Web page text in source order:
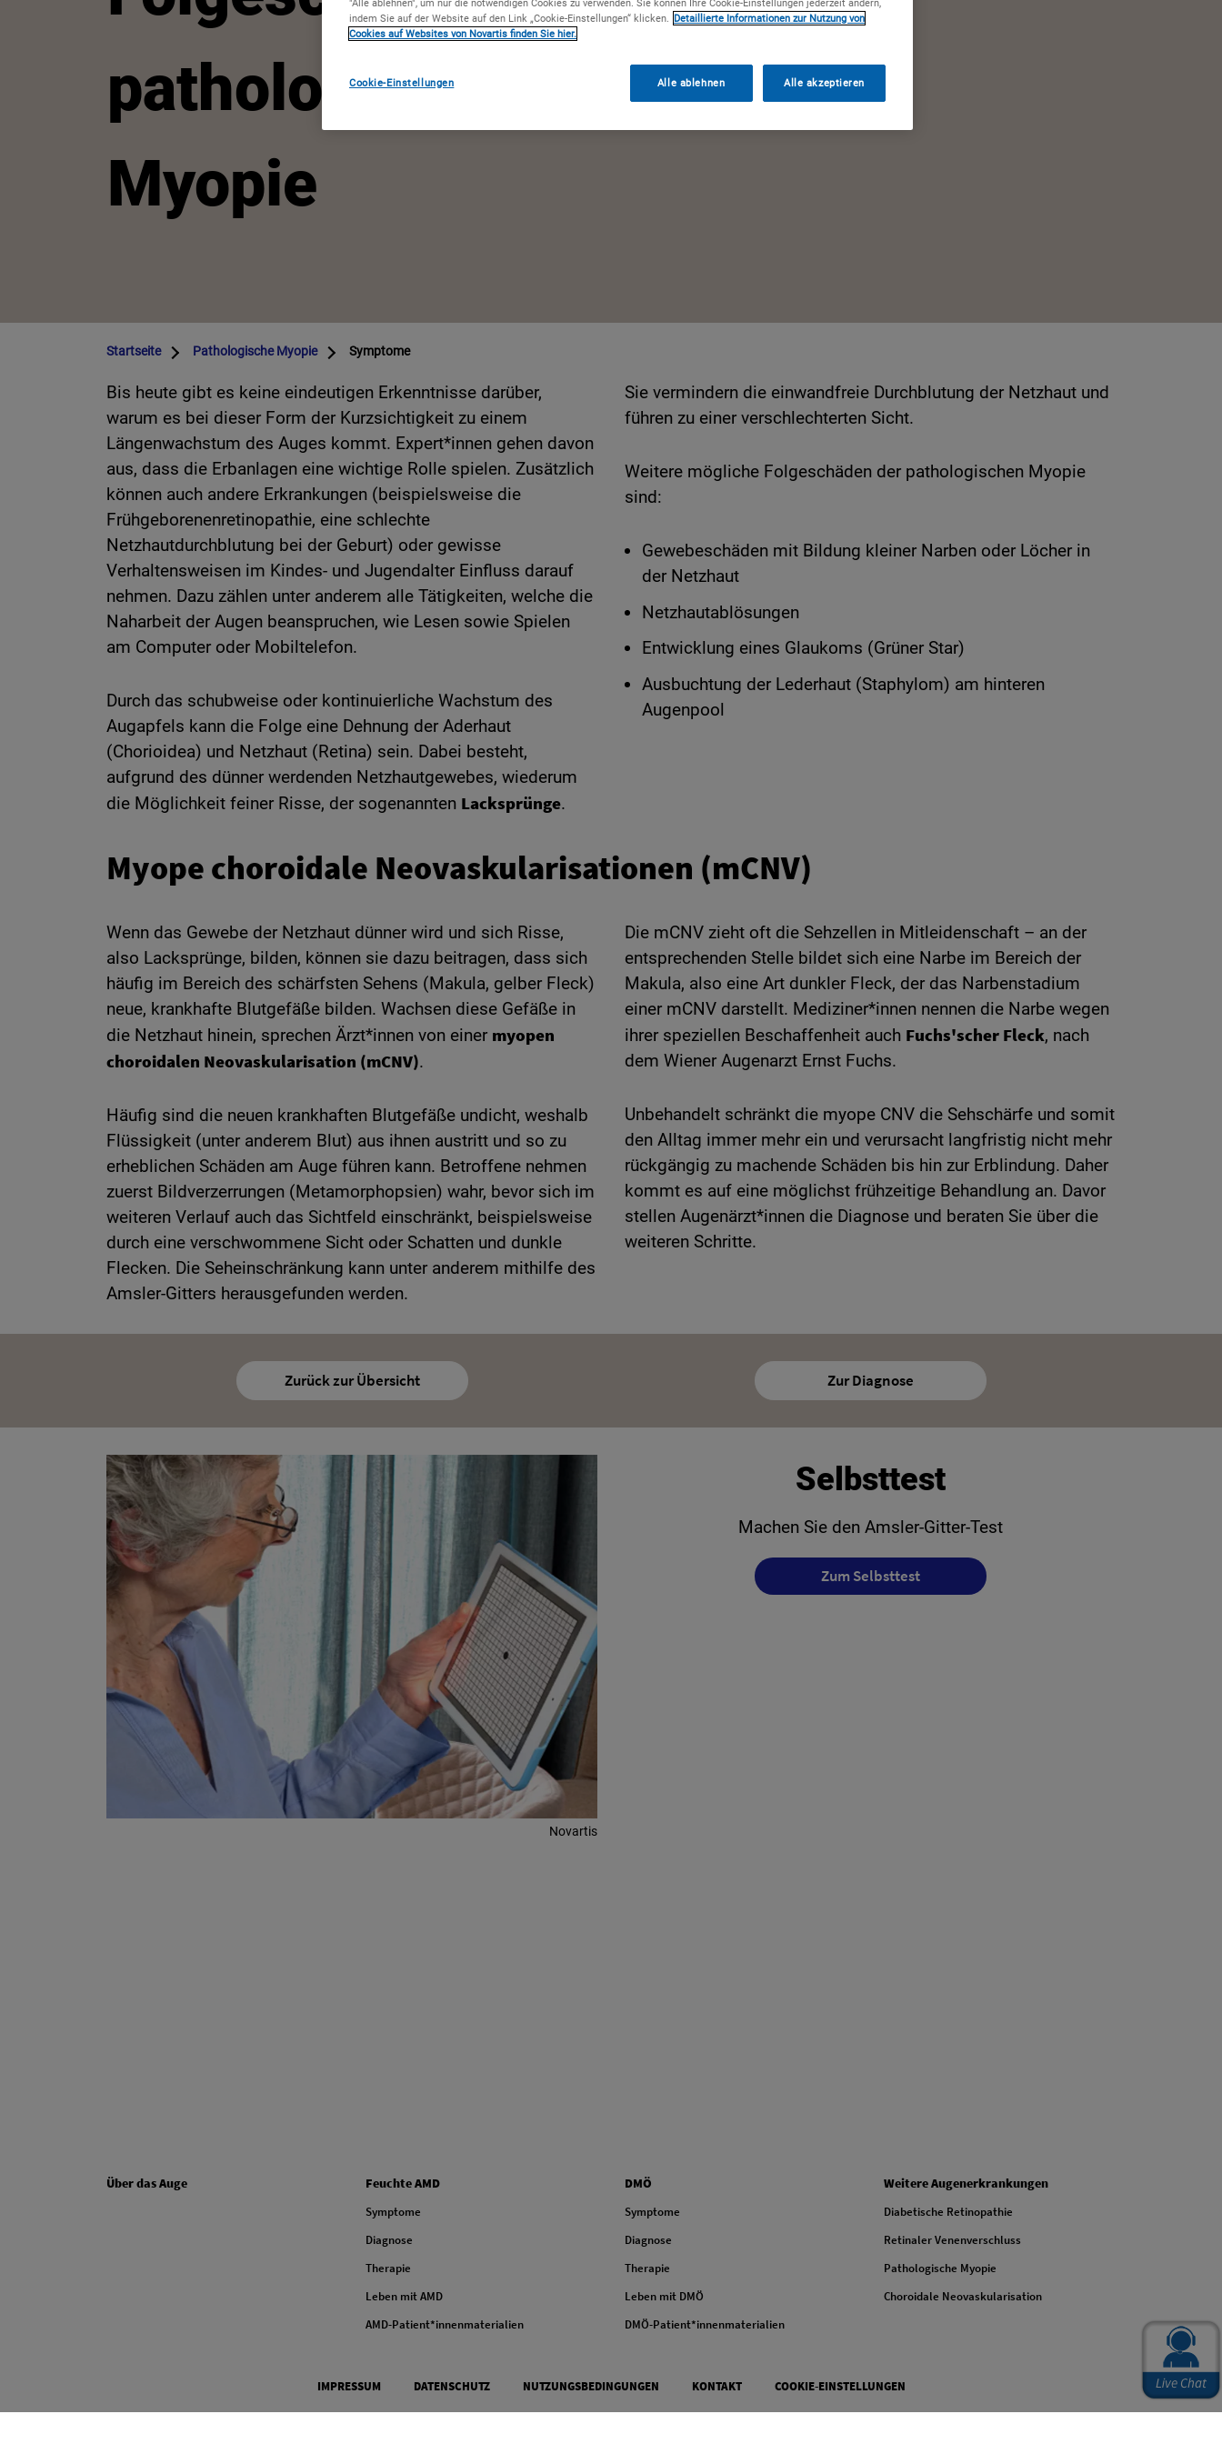
pathologischen
Myopie
Startseite Pathologische Myopie Symptome
Bis heute gibt es keine eindeutigen Erkenntnisse darüber,
warum es bei dieser Form der Kurzsichtigkeit zu einem
Längenwachstum des Auges kommt. Expert*innen gehen davon
aus, dass die Erbanlagen eine wichtige Rolle spielen. Zusätzlich
können auch andere Erkrankungen (beispielsweise die
Frühgeborenenretinopathie, eine schlechte
Netzhautdurchblutung bei der Geburt) oder gewisse
Verhaltensweisen im Kindes- und Jugendalter Einfluss darauf
nehmen. Dazu zählen unter anderem alle Tätigkeiten, welche die
Naharbeit der Augen beanspruchen, wie Lesen sowie Spielen
am Computer oder Mobiltelefon.
Durch das schubweise oder kontinuierliche Wachstum des
Augapfels kann die Folge eine Dehnung der Aderhaut
(Chorioidea) und Netzhaut (Retina) sein. Dabei besteht,
aufgrund des dünner werdenden Netzhautgewebes, wiederum
die Möglichkeit feiner Risse, der sogenannten Lacksprünge.
Sie vermindern die einwandfreie Durchblutung der Netzhaut und
führen zu einer verschlechterten Sicht.
Weitere mögliche Folgeschäden der pathologischen Myopie
sind:
Gewebeschäden mit Bildung kleiner Narben oder Löcher in
der Netzhaut
Netzhautablösungen
Entwicklung eines Glaukoms (Grüner Star)
Ausbuchtung der Lederhaut (Staphylom) am hinteren
Augenpool
Myope choroidale Neovaskularisationen (mCNV)
Wenn das Gewebe der Netzhaut dünner wird und sich Risse,
also Lacksprünge, bilden, können sie dazu beitragen, dass sich
häufig im Bereich des schärfsten Sehens (Makula, gelber Fleck)
neue, krankhafte Blutgefäße bilden. Wachsen diese Gefäße in
die Netzhaut hinein, sprechen Ärzt*innen von einer myopen
choroidalen Neovaskularisation (mCNV).
Häufig sind die neuen krankhaften Blutgefäße undicht, weshalb
Flüssigkeit (unter anderem Blut) aus ihnen austritt und so zu
erheblichen Schäden am Auge führen kann. Betroffene nehmen
zuerst Bildverzerrungen (Metamorphopsien) wahr, bevor sich im
weiteren Verlauf auch das Sichtfeld einschränkt, beispielsweise
durch eine verschwommene Sicht oder Schatten und dunkle
Flecken. Die Seheinschränkung kann unter anderem mithilfe des
Amsler-Gitters herausgefunden werden.
Die mCNV zieht oft die Sehzellen in Mitleidenschaft – an der
entsprechenden Stelle bildet sich eine Narbe im Bereich der
Makula, also eine Art dunkler Fleck, der das Narbenstadium
einer mCNV darstellt. Mediziner*innen nennen die Narbe wegen
ihrer speziellen Beschaffenheit auch Fuchs'scher Fleck, nach
dem Wiener Augenarzt Ernst Fuchs.
Unbehandelt schränkt die myope CNV die Sehschärfe und somit
den Alltag immer mehr ein und verursacht langfristig nicht mehr
rückgängig zu machende Schäden bis hin zur Erblindung. Daher
kommt es auf eine möglichst frühzeitige Behandlung an. Davor
stellen Augenärzt*innen die Diagnose und beraten Sie über die
weiteren Schritte.
Zurück zur Übersicht Zur Diagnose
Novartis
Selbsttest
Machen Sie den Amsler-Gitter-Test
Zum Selbsttest
Über das Auge Feuchte AMD
Symptome
Diagnose
Therapie
Leben mit AMD
AMD-Patient*innenmaterialien
DMÖ
Symptome
Diagnose
Therapie
Leben mit DMÖ
DMÖ-Patient*innenmaterialien
Weitere Augenerkrankungen
Diabetische Retinopathie
Retinaler Venenverschluss
Pathologische Myopie
Choroidale Neovaskularisation
IMPRESSUM DATENSCHUTZ NUTZUNGSBEDINGUNGEN KONTAKT COOKIE-EINSTELLUNGEN
"Alle ablehnen", um nur die notwendigen Cookies zu verwenden. Sie können Ihre Cookie-Einstellungen jederzeit ändern,
indem Sie auf der Website auf den Link „Cookie-Einstellungen“ klicken. Detaillierte Informationen zur Nutzung von
Cookies auf Websites von Novartis finden Sie hier.
Cookie-Einstellungen Alle ablehnen Alle akzeptieren